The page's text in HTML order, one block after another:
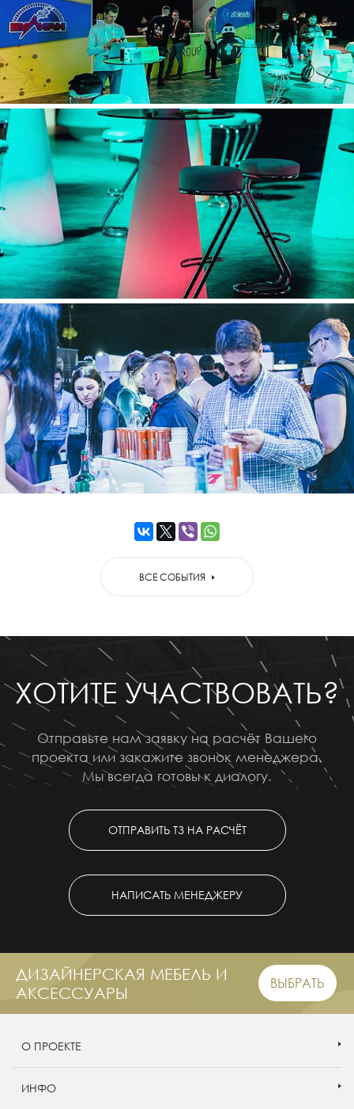
ВСЕ СОБЫТИЯ
ХОТИТЕ УЧАСТВОВАТЬ?
Отправьте нам заявку на расчёт Вашего
проекта или закажите звонок менеджера.
Мы всегда готовы к диалогу.
ОТПРАВИТЬ ТЗ НА РАСЧЁТ
НАПИСАТЬ МЕНЕДЖЕРУ
ДИЗАЙНЕРСКАЯ МЕБЕЛЬ И
АКСЕССУАРЫ
ВЫБРАТЬ
О ПРОЕКТЕ
ИНФО